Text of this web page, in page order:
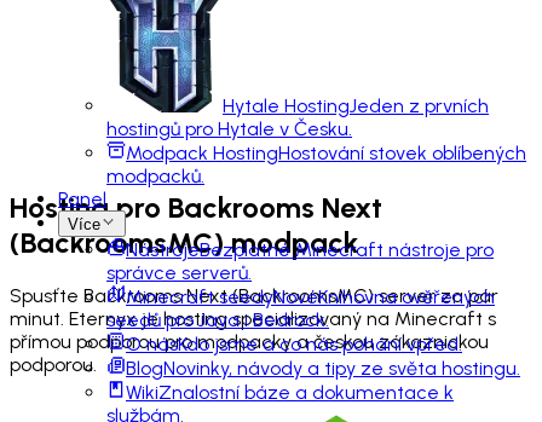
Hytale HostingJeden z prvních
hostingů pro Hytale v Česku.
Modpack HostingHostování stovek oblíbených
modpacků.
Panel
Více
NástrojeBezplatné Minecraft nástroje pro
správce serverů.
Minecraft seedyNovéKnihovna ověřených
seedů pro Java i Bedrock.
O násKdo jsme a co nás pohání vpřed.
BlogNovinky, návody a tipy ze světa hostingu.
WikiZnalostní báze a dokumentace k
službám.
Hosting pro Backrooms Next
(BackroomsMC)modpack
Spusťte Backrooms Next (BackroomsMC) server za pár
minut. Eternyx je hosting specializovaný na Minecraft s
přímou podporou pro modpacky a českou zákaznickou
podporou.